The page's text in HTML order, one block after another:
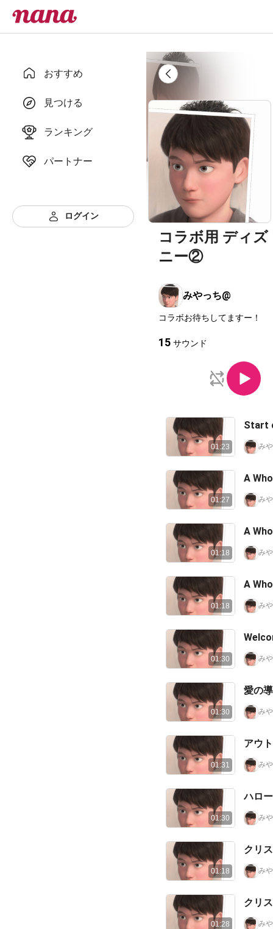
おすすめ
見つける
ランキング
パートナー
ログイン
コラボ用 ディズ
ニー②
みやっち@
コラボお待ちしてますー！
15 サウンド
01:23
Start
み
01:27
A
み
01:18
A
み
01:18
A
み
01:30 み
01:30
愛の
み
01:31
アウ
み
01:30
ハロ
み
01:18
クリ
み
01:28
クリ
み